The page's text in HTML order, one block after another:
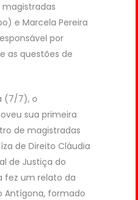
e Marcela Pereira
por
as questões de
(7/7), o
sua primeira
de magistradas
de Direito Cláudia
de Justiça do
fez um relato da
Antígona, formado